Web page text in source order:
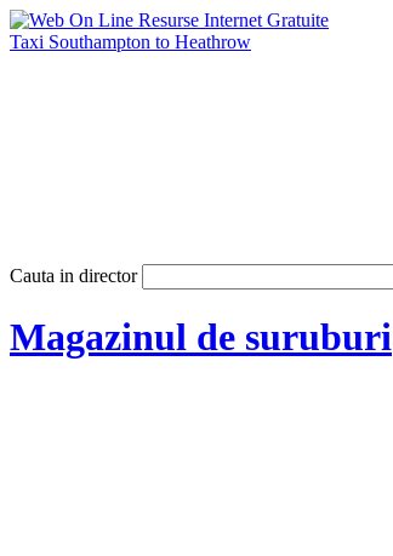
Taxi Southampton to Heathrow
Cauta in director
Magazinul de suruburi